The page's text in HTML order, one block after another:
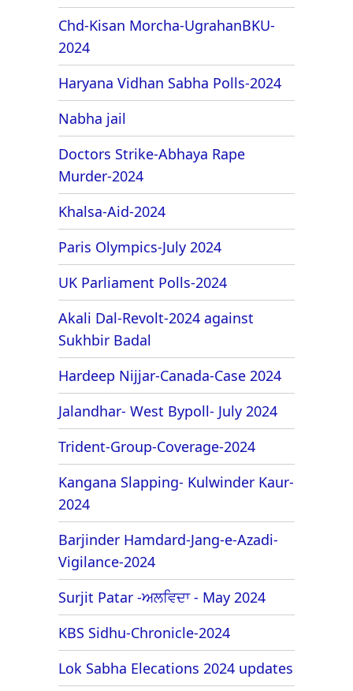
Chd-Kisan Morcha-UgrahanBKU-
2024
Haryana Vidhan Sabha Polls-2024
Nabha jail
Doctors Strike-Abhaya Rape
Murder-2024
Khalsa-Aid-2024
Paris Olympics-July 2024
UK Parliament Polls-2024
Akali Dal-Revolt-2024 against
Sukhbir Badal
Hardeep Nijjar-Canada-Case 2024
Jalandhar- West Bypoll- July 2024
Trident-Group-Coverage-2024
Kangana Slapping- Kulwinder Kaur-
2024
Barjinder Hamdard-Jang-e-Azadi-
Vigilance-2024
Surjit Patar -ਅਲਵਿਦਾ - May 2024
KBS Sidhu-Chronicle-2024
Lok Sabha Elecations 2024 updates